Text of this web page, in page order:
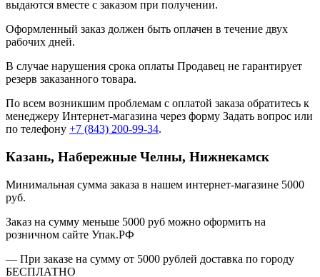
выдаются вместе с заказом при получении.
Оформленный заказ должен быть оплачен в течение двух
рабочих дней.
В случае нарушения срока оплаты Продавец не гарантирует
резерв заказанного товара.
По всем возникшим проблемам с оплатой заказа обратитесь к
менеджеру Интернет-магазина через форму Задать вопрос или
по телефону +7 (843) 200-99-34.
Казань, Набережные Челны, Нижнекамск
Минимальная сумма заказа в нашем интернет-магазине 5000
руб.
Заказ на сумму меньше 5000 руб можно оформить на
розничном сайте Упак.РФ
— При заказе на сумму от 5000 рублей доставка по городу
БЕСПЛАТНО